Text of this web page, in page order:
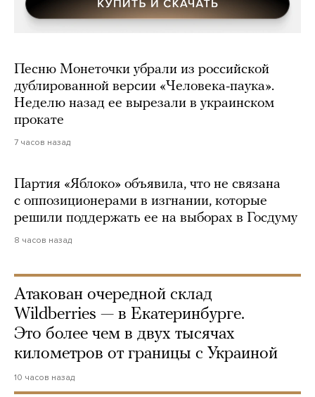
Песню Монеточки убрали из российской
дублированной версии «Человека-паука».
Неделю назад ее вырезали в украинском
прокате
7 часов назад
Партия «Яблоко» объявила, что не связана
с оппозиционерами в изгнании, которые
решили поддержать ее на выборах в Госдуму
8 часов назад
Атакован очередной склад
Wildberries — в Екатеринбурге.
Это более чем в двух тысячах
километров от границы с Украиной
10 часов назад